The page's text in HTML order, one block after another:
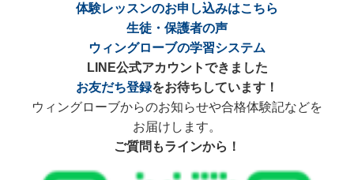
体験レッスンのお申し込みはこちら
生徒・保護者の声
ウィングローブの学習システム
LINE公式アカウントできました
お友だち登録をお待ちしています！
ウィングローブからのお知らせや合格体験記などを
お届けします。
ご質問もラインから！